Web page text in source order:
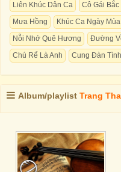
Liên Khúc Dân Ca
Cô Gái Bắc
Mưa Hồng
Khúc Ca Ngày
Nỗi Nhớ Quê Hương
Đường
Chú Rể Là Anh
Cung Đàn
Album/playlist Trang